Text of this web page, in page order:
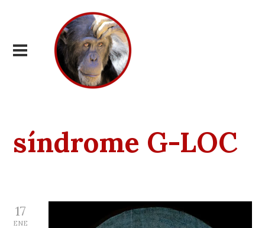
síndrome G-LOC
17
ENE